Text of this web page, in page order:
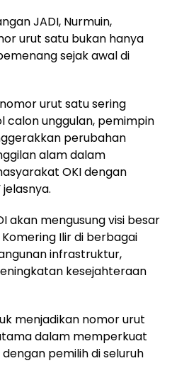
JADI, Nurmuin,
urut satu bukan hanya
sejak awal di
urut satu sering
calon unggulan, pemimpin
perubahan
alam dalam
OKI dengan
akan mengusung visi besar
Ilir di berbagai
infrastruktur,
kesejahteraan
menjadikan nomor urut
dalam memperkuat
pemilih di seluruh